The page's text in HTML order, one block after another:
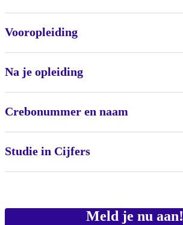
Vooropleiding
Na je opleiding
Crebonummer en naam
Studie in Cijfers
Meld je nu aan!